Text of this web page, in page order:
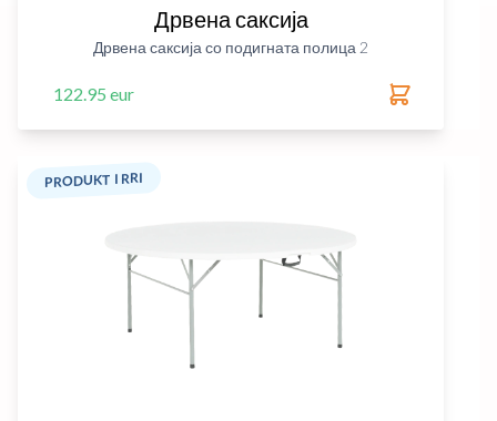
Дрвена саксија
Дрвена саксија со подигната полица 2
122.95 eur
PRODUKT I RRI